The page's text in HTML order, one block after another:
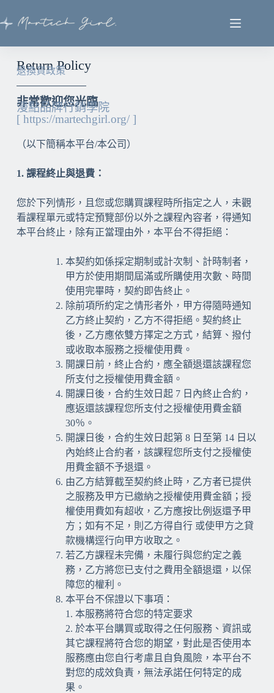
Return Policy
退換貨政策
非常歡迎您光臨
漫點品牌行銷學院
[ https://martechgirl.org/ ]
（以下簡稱本平台/本公司）
1. 課程終止與退費：
您於下列情形，且您或您購買課程時所指定之人，未觀
看課程單元或特定預覽部份以外之課程內容者，得通知
本平台終止，除有正當理由外，本平台不得拒絕：
本契約如係採定期制或計次制、計時制者，
甲方於使用期間屆滿或所購使用次數、時間
使用完畢時，契約即告終止。
除前項所約定之情形者外，甲方得隨時通知
乙方終止契約，乙方不得拒絕。契約終止
後，乙方應依雙方擇定之方式，結算、撥付
或收取本服務之授權使用費。
開課日前，終止合約，應全額退還該課程您
所支付之授權使用費金額。
開課日後，合約生效日起 7 日內終止合約，
應返還該課程您所支付之授權使用費金額
30％。
開課日後，合約生效日起第 8 日至第 14 日以
內始終止合約者，該課程您所支付之授權使
用費金額不予退還。
由乙方結算截至契約終止時，乙方者已提供
之服務及甲方已繳納之授權使用費金額；授
權使用費如有超收，乙方應按比例返還予甲
方；如有不足，則乙方得自行 或使甲方之貸
款機構逕行向甲方收取之。
若乙方課程未完備，未履行與您約定之義
務，乙方將您已支付之費用全額退還，以保
障您的權利。
本平台不保證以下事項：
1. 本服務將符合您的特定要求
2. 於本平台購買或取得之任何服務、資訊或
其它課程將符合您的期望，對此是否使用本
服務應由您自行考慮且自負風險，本平台不
對您的成效負責，無法承諾任何特定的成
果。